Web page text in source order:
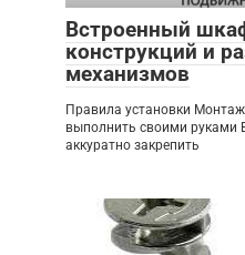
Встроенный
конструкций и
механизмов
Правила установки
выполнить своими руками
аккуратно закрепить